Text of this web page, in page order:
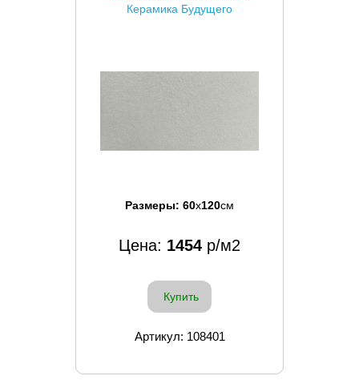
Керамика Будущего
Размеры: 60x120см
Цена: 1454 р/м2
Купить
Артикул: 108401